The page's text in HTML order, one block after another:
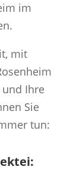
im
mit
Ihre
Sie
tun: